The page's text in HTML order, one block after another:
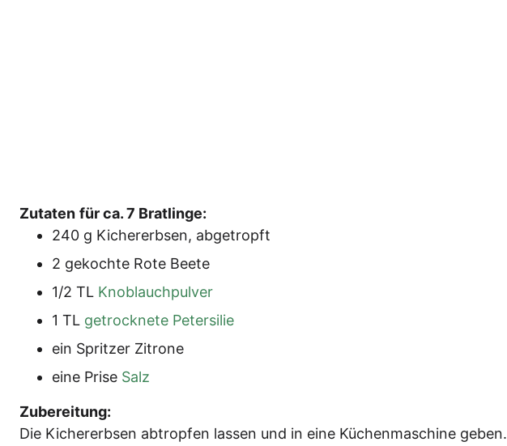
Zuta­ten für ca. 7 Bratlinge:
240 g Kicher­erb­sen, abgetropft
2 gekoch­te Rote Beete
1/2 TL Knob­lauch­pul­ver
1 TL getrock­ne­te Petersilie
ein Sprit­zer Zitrone
eine Pri­se Salz
Zube­rei­tung:
Die Kicher­erb­sen abtrop­fen las­sen und in eine Küchen­ma­schi­ne geben.